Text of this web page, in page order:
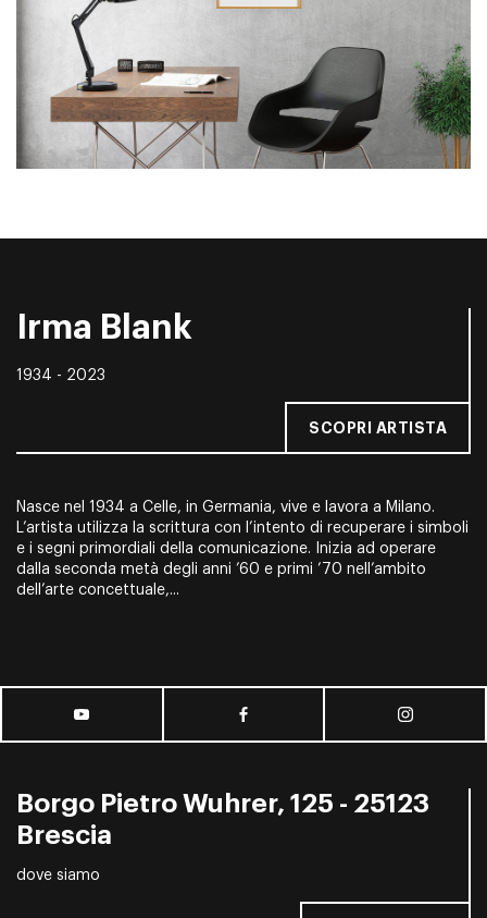
Irma Blank
1934 - 2023
SCOPRI ARTISTA
Nasce nel 1934 a Celle, in Germania, vive e lavora a Milano.
L’artista utilizza la scrittura con l’intento di recuperare i simboli
e i segni primordiali della comunicazione. Inizia ad operare
dalla seconda metà degli anni ’60 e primi ’70 nell’ambito
dell’arte concettuale,...
Borgo Pietro Wuhrer, 125 - 25123
Brescia
dove siamo